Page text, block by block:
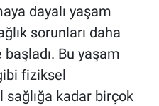
dayalı yaşam
sorunları daha
Bu yaşam
fiziksel
sağlığa kadar birçok